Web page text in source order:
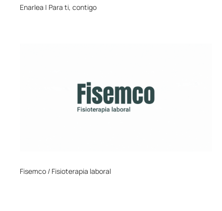
Enarlea | Para ti, contigo
Fisemco / Fisioterapia laboral